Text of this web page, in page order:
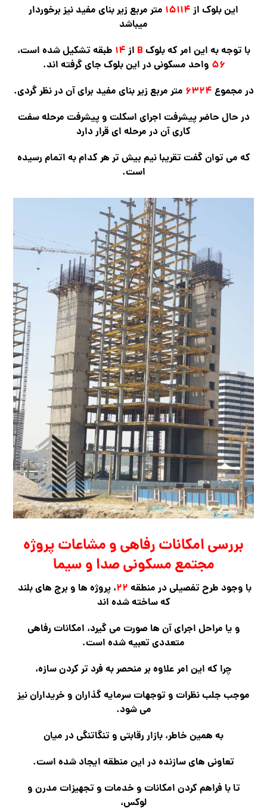
این بلوک از ۱۵۱۱۴ متر مربع زیر بنای مفید نیز برخوردار
میباشد
با توجه به این امر که بلوک B از ۱۴ طبقه تشکیل شده است،
۵۶ واحد مسکونی در این بلوک جای گرفته اند.
در مجموع ۶۳۲۴ متر مربع زیر بنای مفید برای آن در نظر گردی.
در حال حاضر پیشرفت اجرای اسکلت و پیشرفت مرحله سفت
کاری آن در مرحله ای قرار دارد
که می توان گفت تقریبا نیم بیش تر هر کدام به اتمام رسیده
است.
بررسی امکانات رفاهی و مشاعات پروژه
مجتمع مسکونی صدا و سیما
با وجود طرح تفصیلی در منطقه ۲۲، پروژه ها و برج های بلند
که ساخته شده اند
و یا مراحل اجرای آن ها صورت می گیرد، امکانات رفاهی
متعددی تعبیه شده است.
چرا که این امر علاوه بر منحصر به فرد تر کردن سازه،
موجب جلب نظرات و توجهات سرمایه گذاران و خریداران نیز
می شود.
به همین خاطر، بازار رقابتی و تنگاتنگی در میان
تعاونی های سازنده در این منطقه ایجاد شده است.
تا با فراهم کردن امکانات و خدمات و تجهیزات مدرن و
لوکس،